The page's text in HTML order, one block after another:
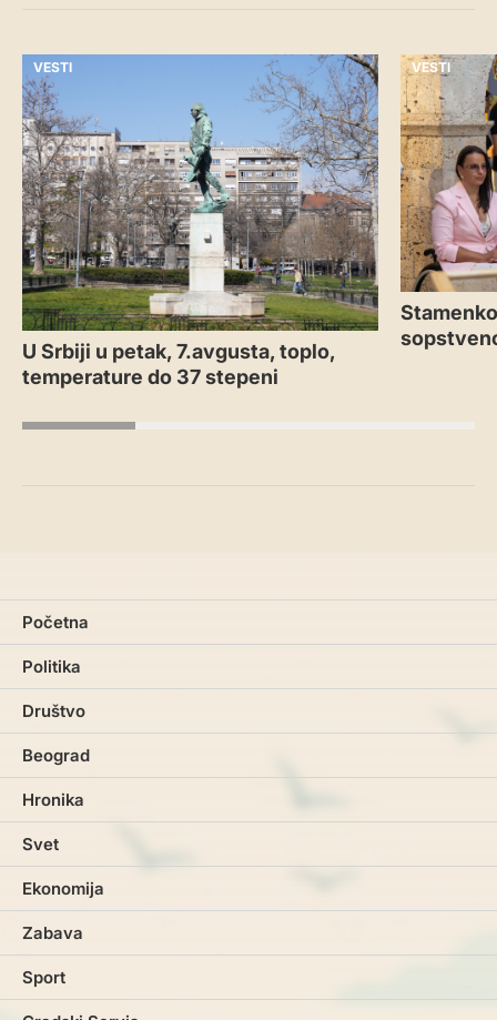
VESTI
U Srbiji u petak, 7.avgusta, toplo,
temperature do 37 stepeni
VESTI
Početna
Politika
Društvo
Beograd
Hronika
Svet
Ekonomija
Zabava
Sport